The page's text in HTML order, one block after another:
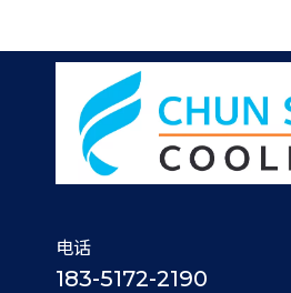
电话
183-5172-2190